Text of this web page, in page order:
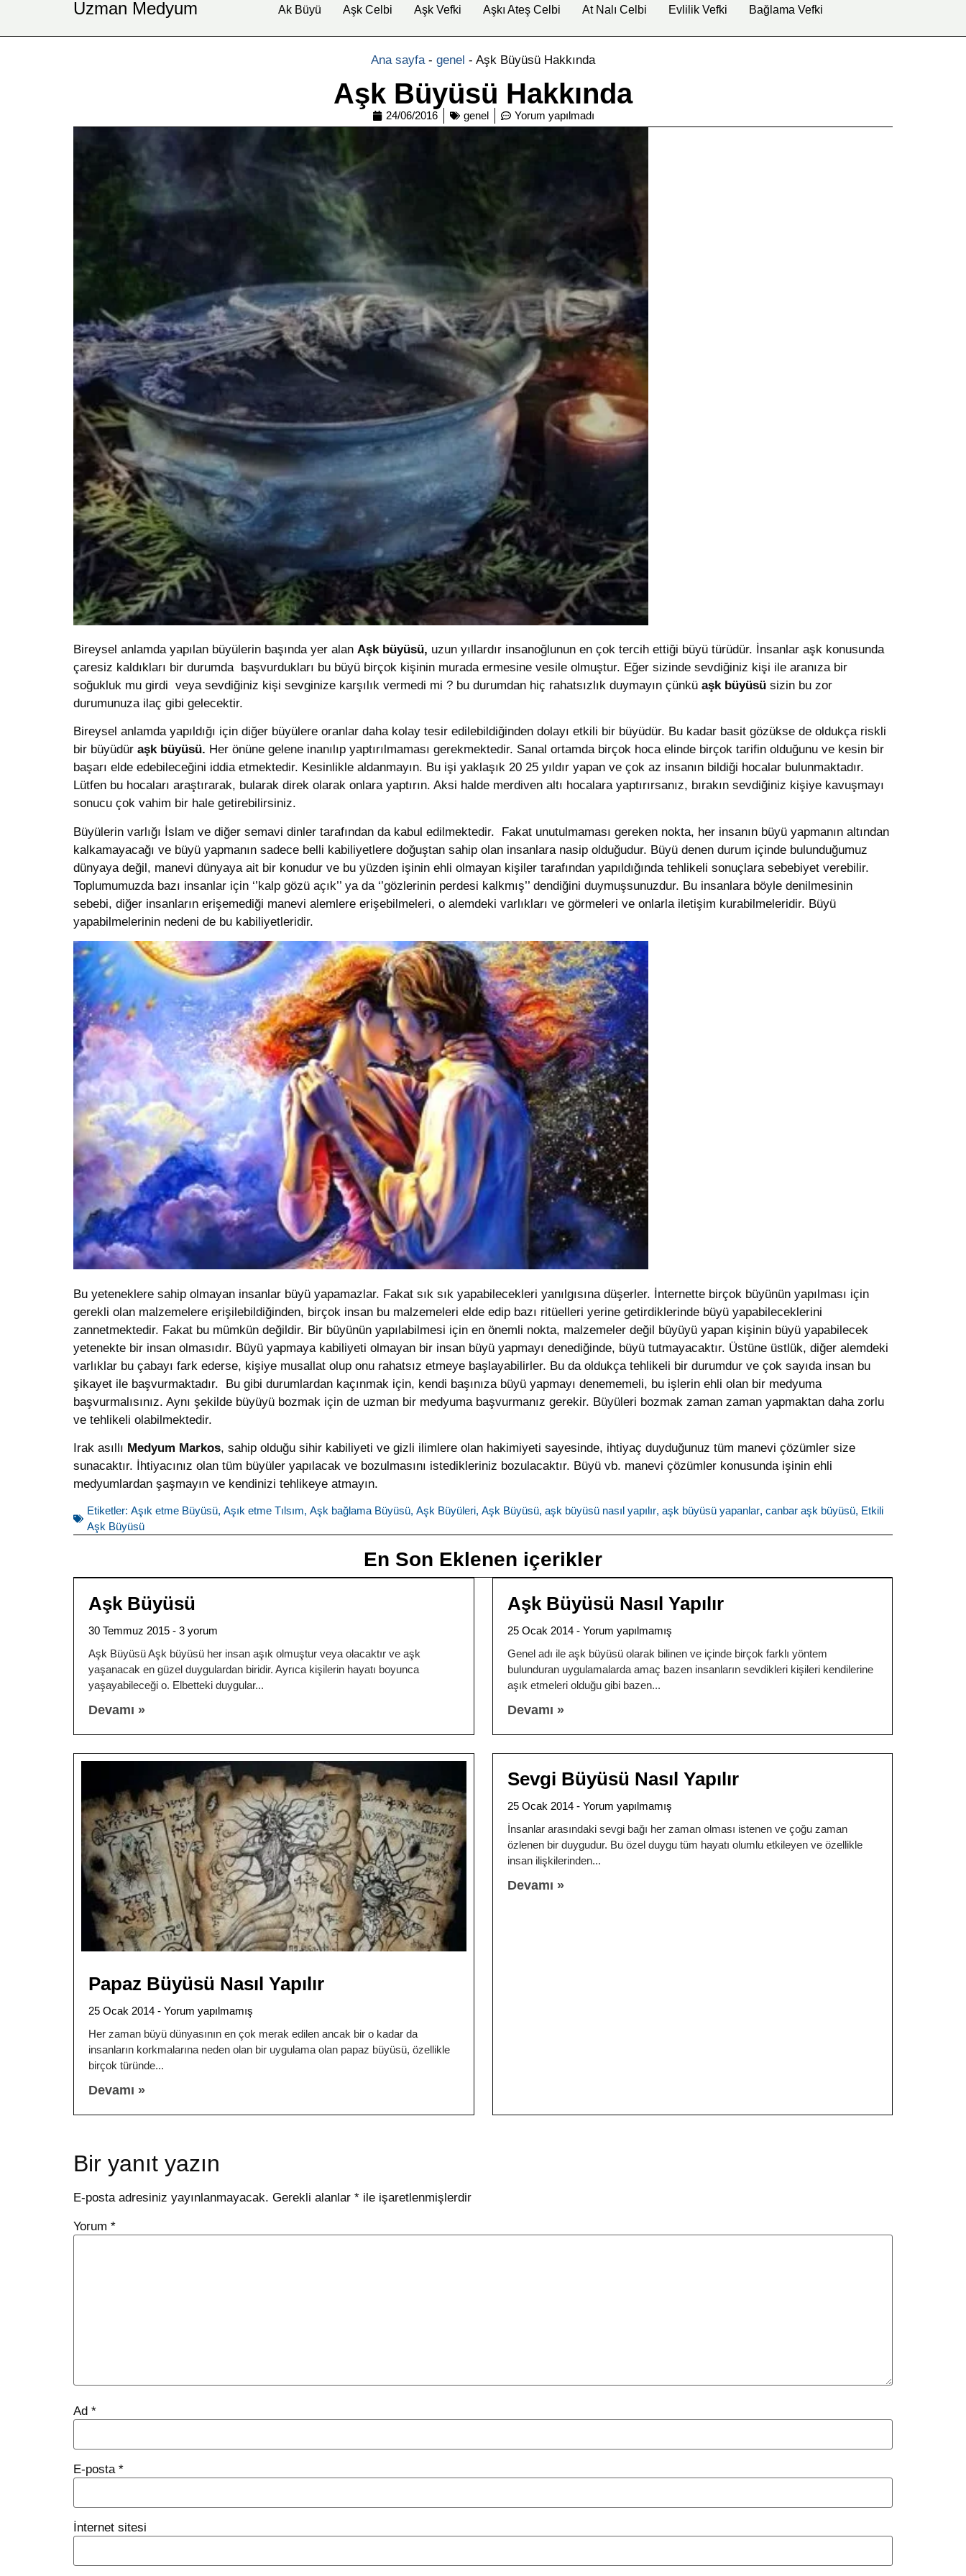
Uzman Medyum Ak Büyü Aşk Celbi Aşk Vefki Aşkı Ateş Celbi At Nalı Celbi Evlilik Vefki Bağlama Vefki
Ana sayfa- genel - Aşk Büyüsü Hakkında
Aşk Büyüsü Hakkında
24/06/2016 genel Yorum yapılmadı
Bireysel anlamda yapılan büyülerin başında yer alan Aşk büyüsü, uzun yıllardır insanoğlunun en çok tercih ettiği büyü türüdür. İnsanlar aşk konusunda
çaresiz kaldıkları bir durumda başvurdukları bu büyü birçok kişinin murada ermesine vesile olmuştur. Eğer sizinde sevdiğiniz kişi ile aranıza bir
soğukluk mu girdi veya sevdiğiniz kişi sevginize karşılık vermedi mi ? bu durumdan hiç rahatsızlık duymayın çünkü aşk büyüsü sizin bu zor
durumunuza ilaç gibi gelecektir.
Bireysel anlamda yapıldığı için diğer büyülere oranlar daha kolay tesir edilebildiğinden dolayı etkili bir büyüdür. Bu kadar basit gözükse de oldukça riskli
bir büyüdür aşk büyüsü. Her önüne gelene inanılıp yaptırılmaması gerekmektedir. Sanal ortamda birçok hoca elinde birçok tarifin olduğunu ve kesin bir
başarı elde edebileceğini iddia etmektedir. Kesinlikle aldanmayın. Bu işi yaklaşık 20 25 yıldır yapan ve çok az insanın bildiği hocalar bulunmaktadır.
Lütfen bu hocaları araştırarak, bularak direk olarak onlara yaptırın. Aksi halde merdiven altı hocalara yaptırırsanız, bırakın sevdiğiniz kişiye kavuşmayı
sonucu çok vahim bir hale getirebilirsiniz.
Büyülerin varlığı İslam ve diğer semavi dinler tarafından da kabul edilmektedir. Fakat unutulmaması gereken nokta, her insanın büyü yapmanın altından
kalkamayacağı ve büyü yapmanın sadece belli kabiliyetlere doğuştan sahip olan insanlara nasip olduğudur. Büyü denen durum içinde bulunduğumuz
dünyaya değil, manevi dünyaya ait bir konudur ve bu yüzden işinin ehli olmayan kişiler tarafından yapıldığında tehlikeli sonuçlara sebebiyet verebilir.
Toplumumuzda bazı insanlar için ‘’kalp gözü açık’’ ya da ‘’gözlerinin perdesi kalkmış’’ dendiğini duymuşsunuzdur. Bu insanlara böyle denilmesinin
sebebi, diğer insanların erişemediği manevi alemlere erişebilmeleri, o alemdeki varlıkları ve görmeleri ve onlarla iletişim kurabilmeleridir. Büyü
yapabilmelerinin nedeni de bu kabiliyetleridir.
Bu yeteneklere sahip olmayan insanlar büyü yapamazlar. Fakat sık sık yapabilecekleri yanılgısına düşerler. İnternette birçok büyünün yapılması için
gerekli olan malzemelere erişilebildiğinden, birçok insan bu malzemeleri elde edip bazı ritüelleri yerine getirdiklerinde büyü yapabileceklerini
zannetmektedir. Fakat bu mümkün değildir. Bir büyünün yapılabilmesi için en önemli nokta, malzemeler değil büyüyü yapan kişinin büyü yapabilecek
yetenekte bir insan olmasıdır. Büyü yapmaya kabiliyeti olmayan bir insan büyü yapmayı denediğinde, büyü tutmayacaktır. Üstüne üstlük, diğer alemdeki
varlıklar bu çabayı fark ederse, kişiye musallat olup onu rahatsız etmeye başlayabilirler. Bu da oldukça tehlikeli bir durumdur ve çok sayıda insan bu
şikayet ile başvurmaktadır. Bu gibi durumlardan kaçınmak için, kendi başınıza büyü yapmayı denememeli, bu işlerin ehli olan bir medyuma
başvurmalısınız. Aynı şekilde büyüyü bozmak için de uzman bir medyuma başvurmanız gerekir. Büyüleri bozmak zaman zaman yapmaktan daha zorlu
ve tehlikeli olabilmektedir.
Irak asıllı Medyum Markos, sahip olduğu sihir kabiliyeti ve gizli ilimlere olan hakimiyeti sayesinde, ihtiyaç duyduğunuz tüm manevi çözümler size
sunacaktır. İhtiyacınız olan tüm büyüler yapılacak ve bozulmasını istedikleriniz bozulacaktır. Büyü vb. manevi çözümler konusunda işinin ehli
medyumlardan şaşmayın ve kendinizi tehlikeye atmayın.
Etiketler: Aşık etme Büyüsü, Aşık etme Tılsım, Aşk bağlama Büyüsü, Aşk Büyüleri, Aşk Büyüsü, aşk büyüsü nasıl yapılır, aşk büyüsü yapanlar, canbar aşk büyüsü, Etkili
Aşk Büyüsü
En Son Eklenen içerikler
Aşk Büyüsü
30 Temmuz 2015
3 yorum
Aşk Büyüsü Aşk büyüsü her insan aşık olmuştur veya olacaktır ve aşk
yaşanacak en güzel duygulardan biridir. Ayrıca kişilerin hayatı boyunca
yaşayabileceği o. Elbetteki duygular
Devamı »
Aşk Büyüsü Nasıl Yapılır
25 Ocak 2014
Yorum yapılmamış
Genel adı ile aşk büyüsü olarak bilinen ve içinde birçok farklı yöntem
bulunduran uygulamalarda amaç bazen insanların sevdikleri kişileri kendilerine
aşık etmeleri olduğu gibi bazen
Devamı »
Papaz Büyüsü Nasıl Yapılır
25 Ocak 2014
Yorum yapılmamış
Her zaman büyü dünyasının en çok merak edilen ancak bir o kadar da
insanların korkmalarına neden olan bir uygulama olan papaz büyüsü, özellikle
birçok türünde
Devamı »
Sevgi Büyüsü Nasıl Yapılır
25 Ocak 2014
Yorum yapılmamış
İnsanlar arasındaki sevgi bağı her zaman olması istenen ve çoğu zaman
özlenen bir duygudur. Bu özel duygu tüm hayatı olumlu etkileyen ve özellikle
insan ilişkilerinden
Devamı »
Bir yanıt yazın
E-posta adresiniz yayınlanmayacak. Gerekli alanlar * ile işaretlenmişlerdir
Yorum *
Ad *
E-posta *
İnternet sitesi